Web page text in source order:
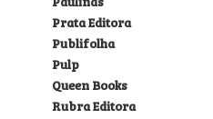
Prata Editora
Publifolha
Pulp
Queen Books
Rubra Editora